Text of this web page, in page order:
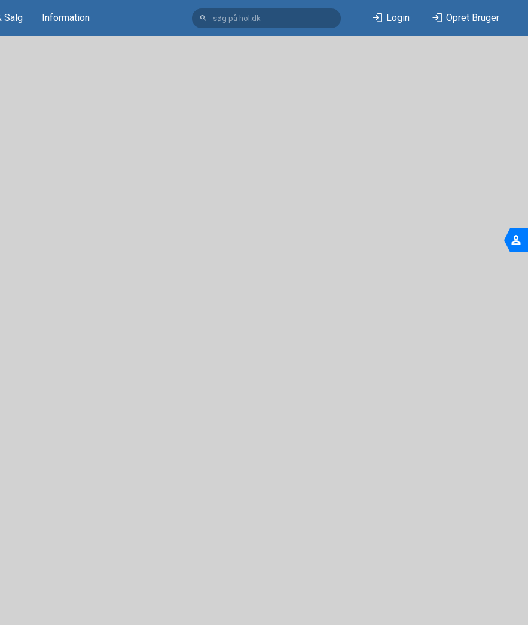
Salg Information search login Login login Opret Bruger
person